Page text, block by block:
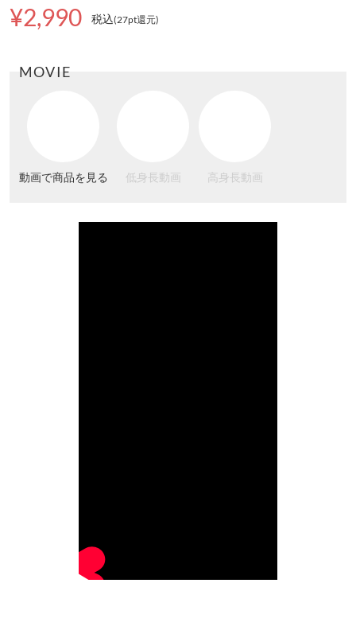
¥2,990 税込(27pt還元)
MOVIE
動画で商品を見る 低身長動画 高身長動画